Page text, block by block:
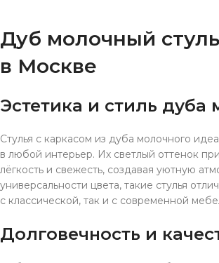
Дуб молочный
в Москве
Эстетика и стиль дуба
Стулья с каркасом из дуба молочного
в любой интерьер. Их светлый оттенок
лёгкость и свежесть, создавая уютную
универсальности цвета, такие стулья
с классической, так и с современной
Долговечность и